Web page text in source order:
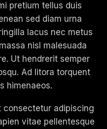
pretium tellus duis
sed diam urna
lacus nec metus
nisl malesuada
Ut hendrerit semper
Ad litora torquent
himenaeos.
consectetur adipiscing
vitae pellentesque